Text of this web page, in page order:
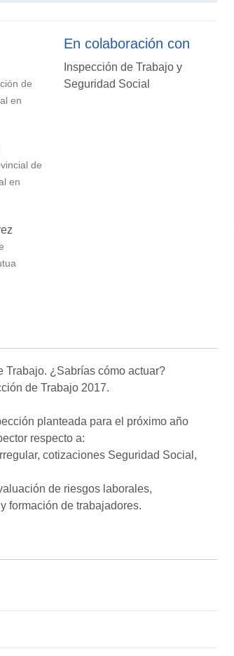
de
en
de
en
En colaboración con
Inspección de Trabajo y
Seguridad Social
Trabajo. ¿Sabrías cómo actuar?
de Trabajo 2017.
planteada para el próximo año
respecto a:
cotizaciones Seguridad Social,
de riesgos laborales,
formación de trabajadores.